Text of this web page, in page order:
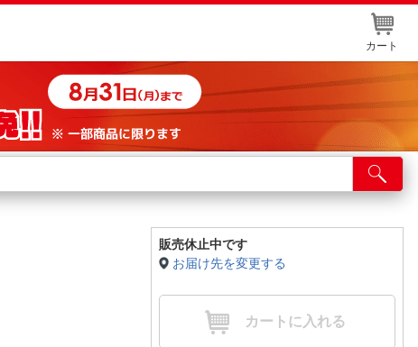
カート
店舗サービス
ネット取り置き
販売休止中です
お届け先を変更する
カートに入れる